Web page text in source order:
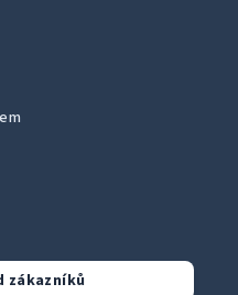
zákazníků